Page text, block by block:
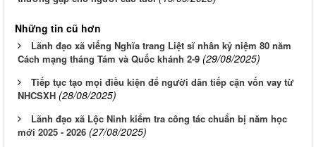
Những tin cũ hơn
Lãnh đạo xã viếng Nghĩa trang Liệt sĩ nhân kỷ niệm 80 năm
Cách mạng tháng Tám và Quốc khánh 2-9 (29/08/2025)
Tiếp tục tạo mọi điều kiện để người dân tiếp cận vốn vay từ
NHCSXH (28/08/2025)
Lãnh đạo xã Lộc Ninh kiểm tra công tác chuẩn bị năm học
mới 2025 - 2026 (27/08/2025)